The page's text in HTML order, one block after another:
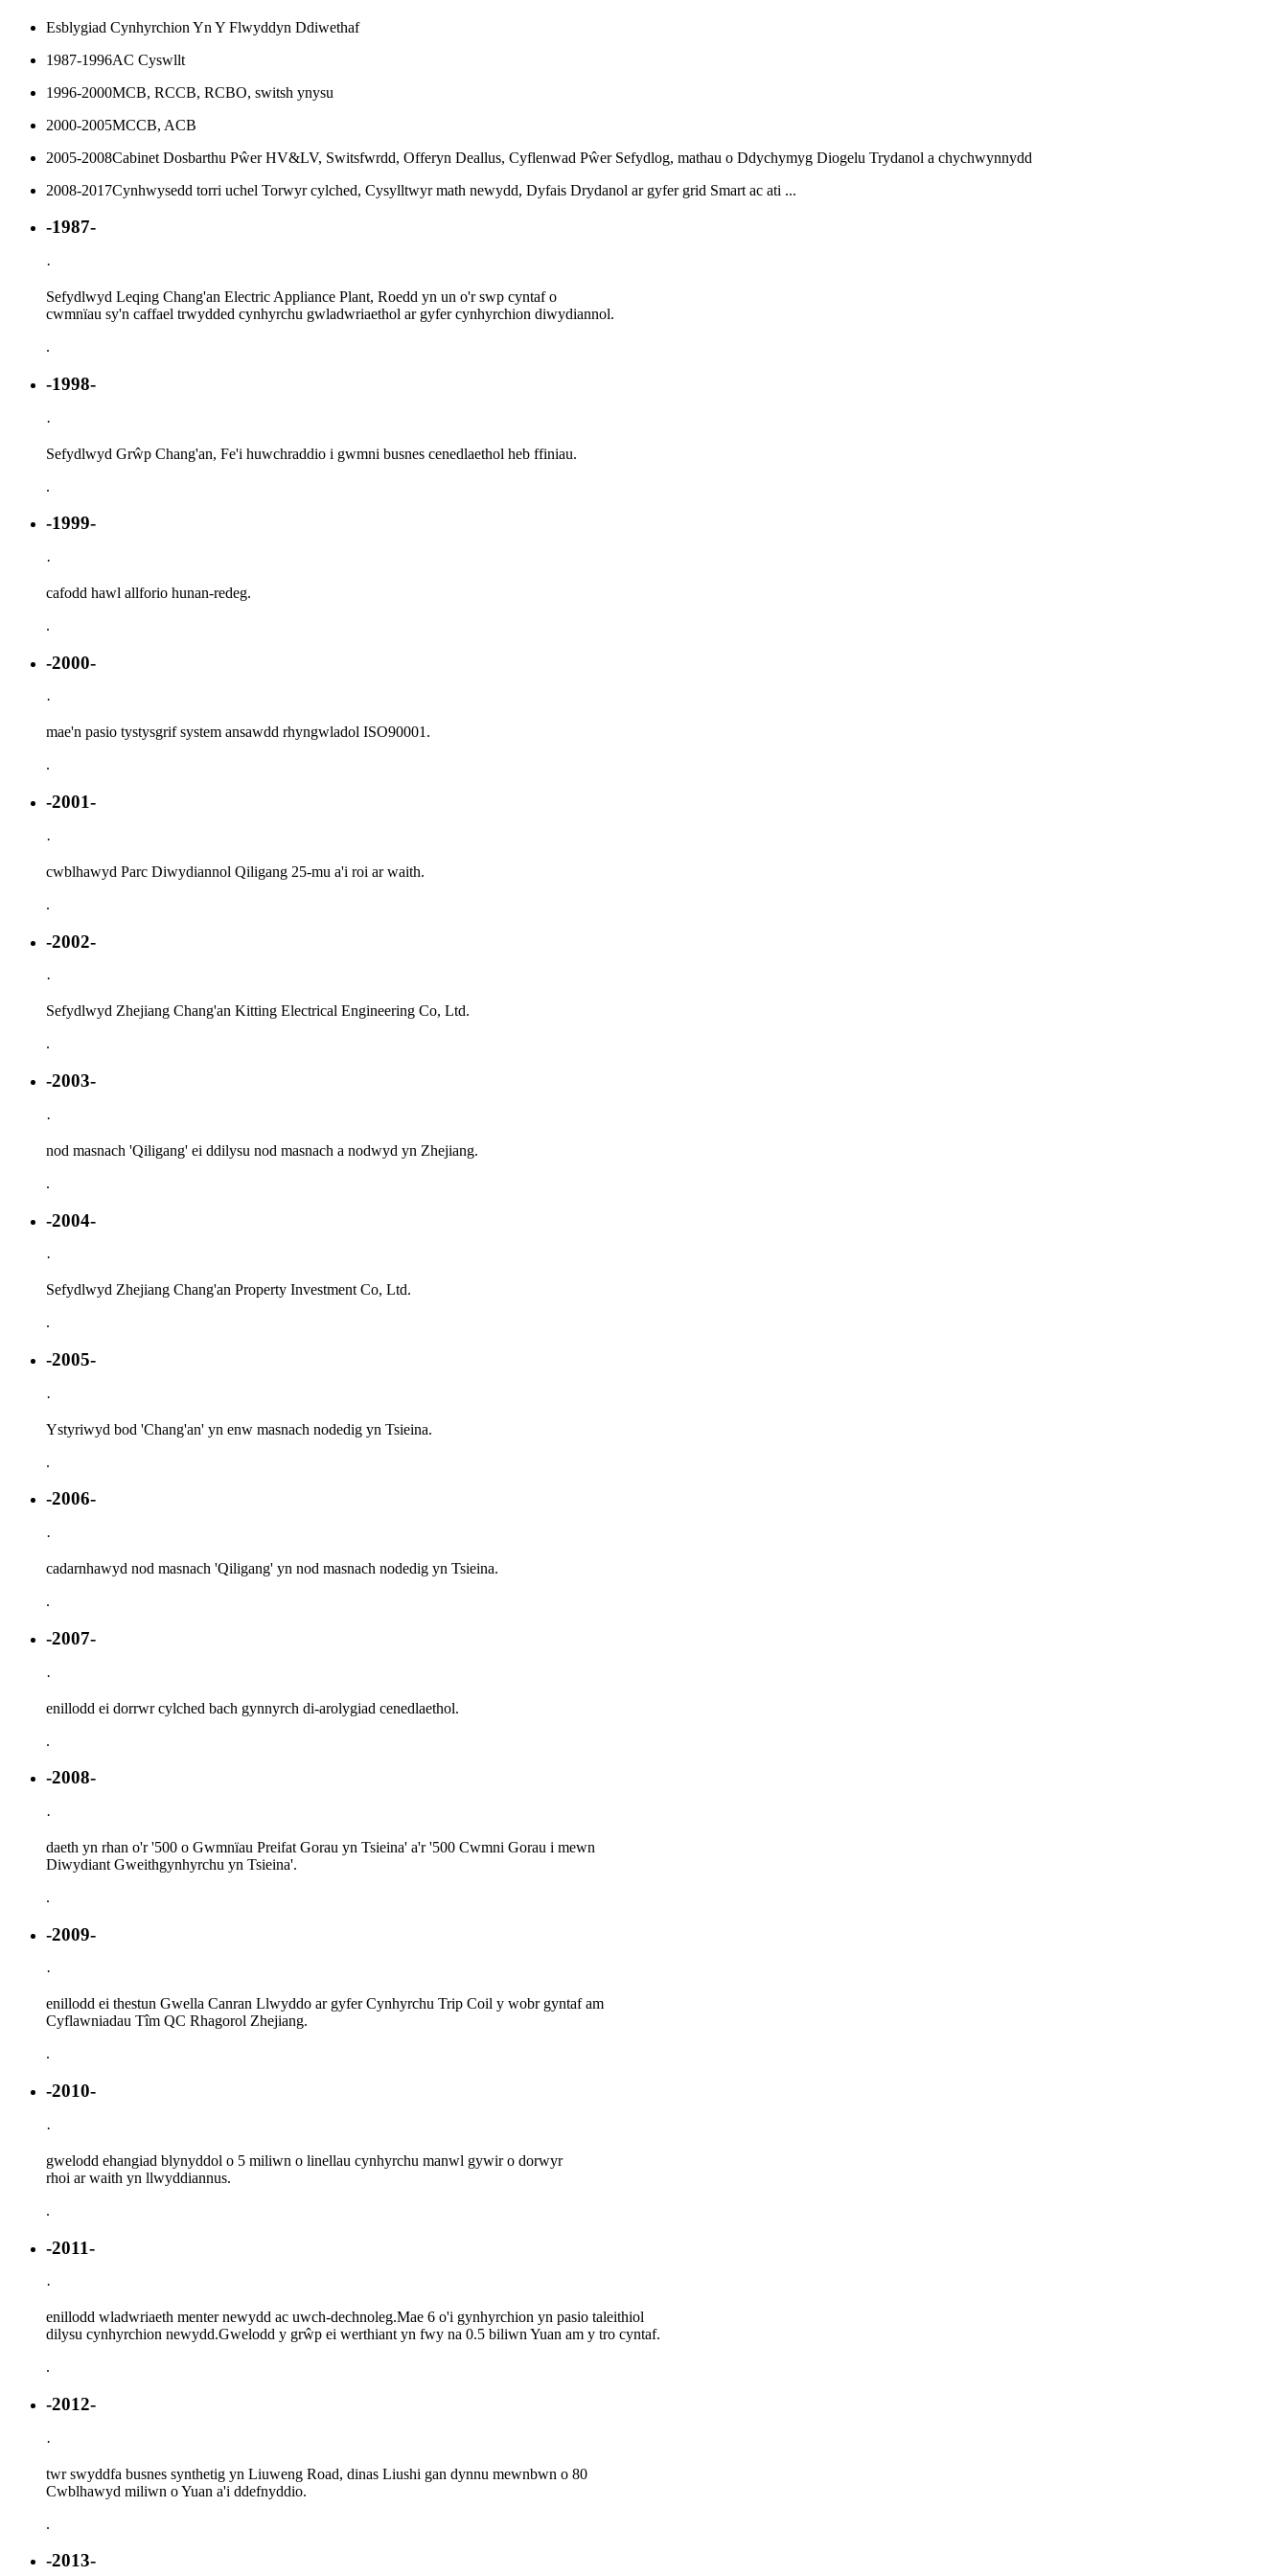
Esblygiad Cynhyrchion Yn Y Flwyddyn Ddiwethaf
1987-1996AC Cyswllt
1996-2000MCB, RCCB, RCBO, switsh ynysu
2000-2005MCCB, ACB
2005-2008Cabinet Dosbarthu Pŵer HV&LV, Switsfwrdd, Offeryn Deallus, Cyflenwad Pŵer Sefydlog, mathau o Ddychymyg Diogelu Trydanol a chychwynnydd
2008-2017Cynhwysedd torri uchel Torwyr cylched, Cysylltwyr math newydd, Dyfais Drydanol ar gyfer grid Smart ac ati ...
-1987-
·
Sefydlwyd Leqing Chang'an Electric Appliance Plant, Roedd yn un o'r swp cyntaf o
cwmnïau sy'n caffael trwydded cynhyrchu gwladwriaethol ar gyfer cynhyrchion diwydiannol.
.
-1998-
·
Sefydlwyd Grŵp Chang'an, Fe'i huwchraddio i gwmni busnes cenedlaethol heb ffiniau.
.
-1999-
·
cafodd hawl allforio hunan-redeg.
.
-2000-
·
mae'n pasio tystysgrif system ansawdd rhyngwladol ISO90001.
.
-2001-
·
cwblhawyd Parc Diwydiannol Qiligang 25-mu a'i roi ar waith.
.
-2002-
·
Sefydlwyd Zhejiang Chang'an Kitting Electrical Engineering Co, Ltd.
.
-2003-
·
nod masnach 'Qiligang' ei ddilysu nod masnach a nodwyd yn Zhejiang.
.
-2004-
·
Sefydlwyd Zhejiang Chang'an Property Investment Co, Ltd.
.
-2005-
·
Ystyriwyd bod 'Chang'an' yn enw masnach nodedig yn Tsieina.
.
-2006-
·
cadarnhawyd nod masnach 'Qiligang' yn nod masnach nodedig yn Tsieina.
.
-2007-
·
enillodd ei dorrwr cylched bach gynnyrch di-arolygiad cenedlaethol.
.
-2008-
·
daeth yn rhan o'r '500 o Gwmnïau Preifat Gorau yn Tsieina' a'r '500 Cwmni Gorau i mewn
Diwydiant Gweithgynhyrchu yn Tsieina'.
.
-2009-
·
enillodd ei thestun Gwella Canran Llwyddo ar gyfer Cynhyrchu Trip Coil y wobr gyntaf am
Cyflawniadau Tîm QC Rhagorol Zhejiang.
.
-2010-
·
gwelodd ehangiad blynyddol o 5 miliwn o linellau cynhyrchu manwl gywir o dorwyr
rhoi ar waith yn llwyddiannus.
.
-2011-
·
enillodd wladwriaeth menter newydd ac uwch-dechnoleg.Mae 6 o'i gynhyrchion yn pasio taleithiol
dilysu cynhyrchion newydd.Gwelodd y grŵp ei werthiant yn fwy na 0.5 biliwn Yuan am y tro cyntaf.
.
-2012-
·
twr swyddfa busnes synthetig yn Liuweng Road, dinas Liushi gan dynnu mewnbwn o 80
Cwblhawyd miliwn o Yuan a'i ddefnyddio.
.
-2013-